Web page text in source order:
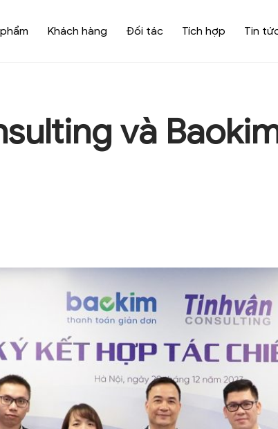
Khách hàng Đối tác Tích hợp Tin
và